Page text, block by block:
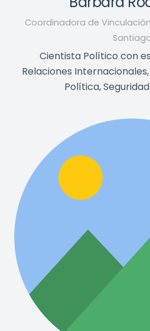
Coordinadora de
Cientista Político con
Relaciones
Política,